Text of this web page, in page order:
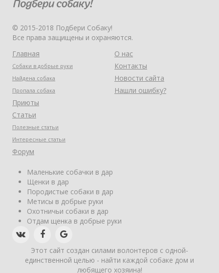
© 2015-2018 Подбери Собаку!
Все права защищены и охраняются.
Главная
Собаки в добрые руки
Найдена собака
Пропала собака
Приюты
Статьи
Полезные статьи
Интересные статьи
Форум
О нас
Контакты
Новости сайта
Нашли ошибку?
Маленькие собачки в дар
Щенки в дар
Породистые собаки в дар
Метисы в добрые руки
Охотничьи собаки в дар
Отдам щенка в добрые руки
Этот сайт создан силами волонтеров с одной-
единственной целью - найти каждой собаке дом и
любящего хозяина!